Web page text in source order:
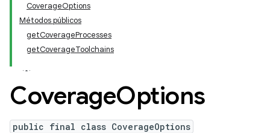
CoverageOptions
Métodos públicos
getCoverageProcesses
getCoverageToolchains
CoverageOptions
public final class CoverageOptions